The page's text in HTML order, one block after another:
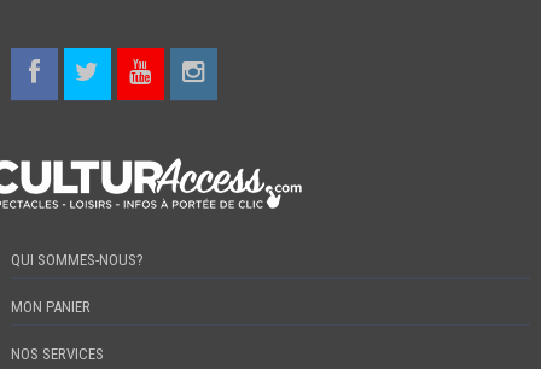
QUI SOMMES-NOUS?
MON PANIER
NOS SERVICES